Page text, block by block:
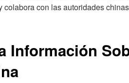
colabora con las autoridades
Información